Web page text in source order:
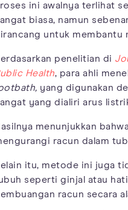
ini awalnya terlihat
biasa, namun
untuk membantu
penelitian di
Health, para ahli
yang digunakan
yang dialiri arus
menunjukkan
racun dalam
itu, metode ini juga
seperti ginjal atau
racun secara